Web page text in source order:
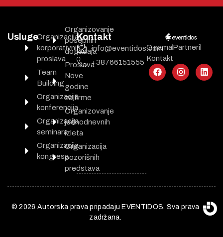
Kontakt
info@eventidos.com
+38766151555
UslugeOrganizacija
korporativnih
proslava
Team
Building
Organizacija
konferencija
Organizacija
seminara
Organizacija
kongresa
Organizovanje
posebnih
događaja
Proslava
Nove
godine
za firme
Organizovanje
jednodnevnih
izleta
Organizacija
pozorišnih
predstava
O namaPartneri
Kontakt
© 2026 Autorska prava pripadaju EVENTIDOS. Sva prava
zadržana.